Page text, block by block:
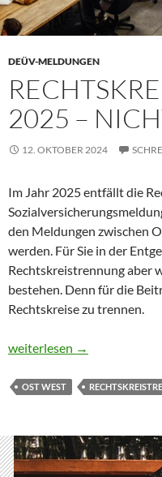
DEÜV-MELDUNGEN
2025 –
12. OKTOBER 2024
Im Jahr 2025 entfällt die
den Meldungen zwischen
werden. Für Sie in der
Rechtskreistrennung aber
bestehen. Denn für die
Rechtskreise zu trennen.
Rechtskreistrennung 2025
weiterlesen →
OST WEST